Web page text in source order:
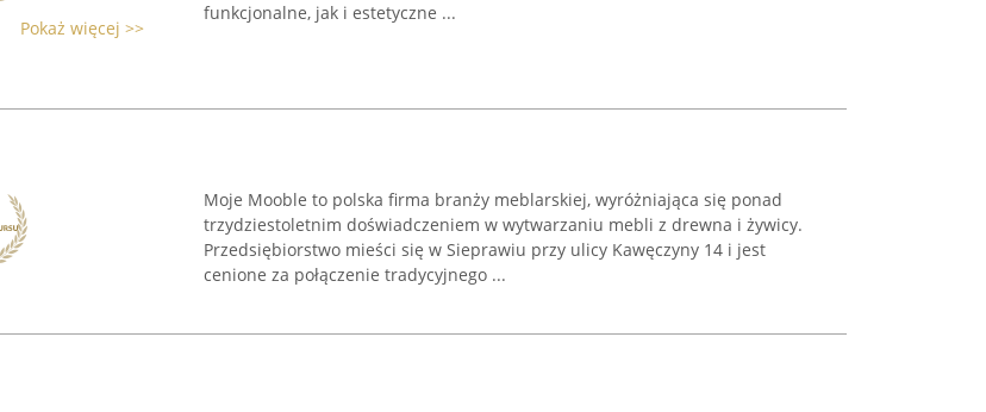
Pokaż więcej >>
funkcjonalne, jak i estetyczne ...
Moje Mooble to polska firma branży meblarskiej, wyróżniająca się ponad
trzydziestoletnim doświadczeniem w wytwarzaniu mebli z drewna i żywicy.
Przedsiębiorstwo mieści się w Sieprawiu przy ulicy Kawęczyny 14 i jest
cenione za połączenie tradycyjnego ...